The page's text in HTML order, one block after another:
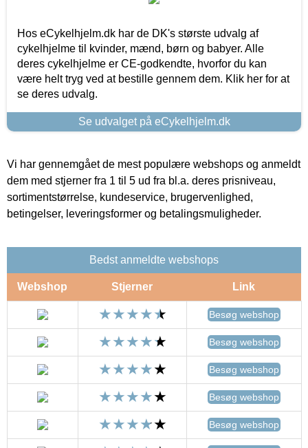
Hos eCykelhjelm.dk har de DK's største udvalg af
cykelhjelme til kvinder, mænd, børn og babyer. Alle
deres cykelhjelme er CE-godkendte, hvorfor du kan
være helt tryg ved at bestille gennem dem. Klik her for at
se deres udvalg.
Se udvalget på eCykelhjelm.dk
Vi har gennemgået de mest populære webshops og anmeldt
dem med stjerner fra 1 til 5 ud fra bl.a. deres prisniveau,
sortimentstørrelse, kundeservice, brugervenlighed,
betingelser, leveringsformer og betalingsmuligheder.
Bedst anmeldte webshops
Webshop Stjerner Link
Besøg webshop
Besøg webshop
Besøg webshop
Besøg webshop
Besøg webshop